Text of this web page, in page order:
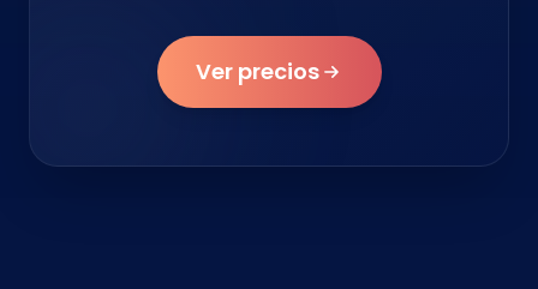
Ver precios